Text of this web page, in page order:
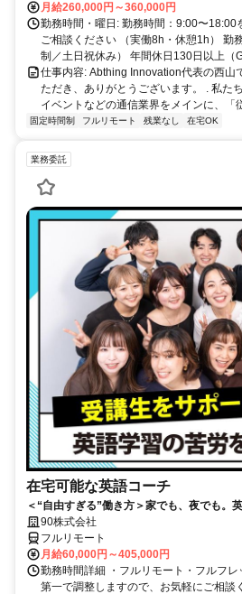
月給260,000円～360,000円
勤務時間・曜日: 勤務時間：9:00〜18:00
ご相談ください （実働8h・休憩1h） 勤
制／土日祝休み） 年間休日130日以上（
仕事内容: Abthing Innovation代表の西山
ただき、ありがとうございます。 . 私た
イベントなどの通信業界をメインに、「
固定時間制 フルリモート 残業なし 在宅OK
業務委託
在宅可能な英語コーチ
＜“自由すぎる”働き方＞家でも、夜でも。
90株式会社
フルリモート
月給60,000円～405,000円
勤務時間詳細 ・フルリモート・フルフ
第一で調整しますので、お気軽にご相談